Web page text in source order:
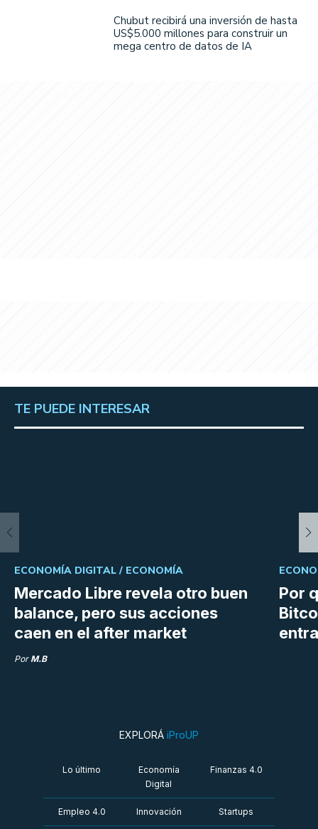
Chubut recibirá una inversión de hasta
US$5.000 millones para construir un
mega centro de datos de IA
TE PUEDE INTERESAR
Mercado Libre revela otro buen
balance, pero sus acciones
caen en el after market
ECONOMÍA DIGITAL / ECONOMÍA
Por M.B
Por
EXPLORÁ iProUP
Lo último
Economía
Digital
Finanzas 4.0
Empleo 4.0 Innovación Startups